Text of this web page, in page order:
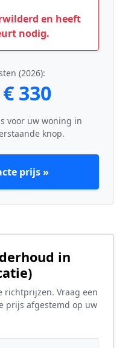
en heeft
nodig.
(2026):
€ 330
voor uw woning in
knop.
prijs »
in
richtprijzen. Vraag een
prijs afgestemd op uw